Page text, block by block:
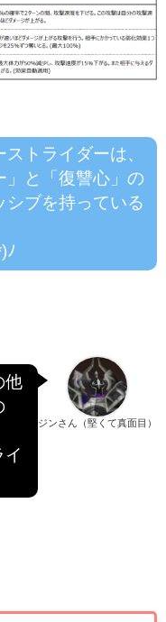
ストライダーは、
」と「復讐心」の
シブを持っている
ﾉ
ジンさん（堅くて真面目）
他
イ